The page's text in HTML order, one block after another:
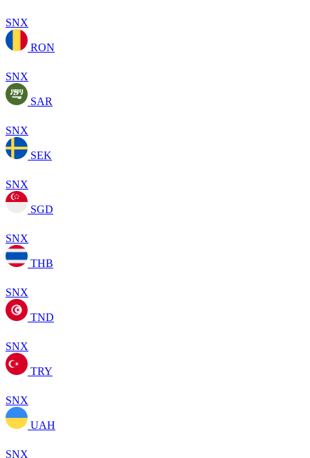
SNX
RON
SNX
SAR
SNX
SEK
SNX
SGD
SNX
THB
SNX
TND
SNX
TRY
SNX
UAH
SNX